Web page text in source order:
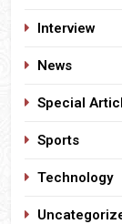
Interview
News
Special
Sports
Technology